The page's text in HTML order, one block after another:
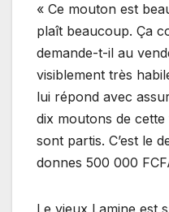
« Ce mouton est
plaît beaucoup. Ça
demande-t-il au
visiblement très
lui répond avec
dix moutons de
sont partis. C’est le
donnes 500 000